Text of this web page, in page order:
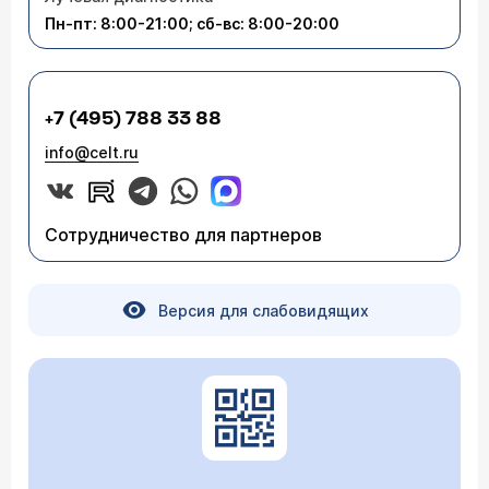
применение этого препарата в Вашем возрасте -
нежелательно. Рекомендую Вам еще раз
проконсультироваться с Вашим лечащим врачом.
Пн-пт: 8:00-21:00; сб-вс: 8:00-20:00
+7 (495) 788 33 88
info@celt.ru
Сотрудничество для партнеров
Версия для слабовидящих